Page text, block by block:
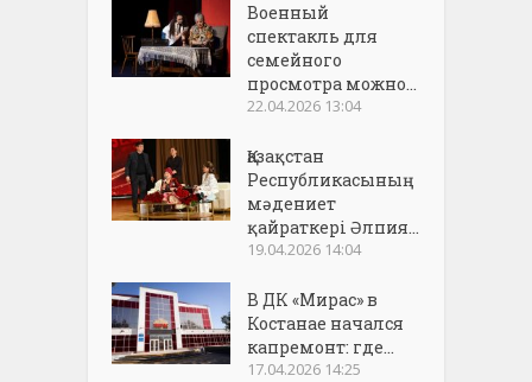
Военный
спектакль для
семейного
просмотра можно...
22.04.2026 13:04
Қазақстан
Республикасының
мәдениет
қайраткері Әлпия...
19.04.2026 14:04
В ДК «Мирас» в
Костанае начался
капремонт: где...
17.04.2026 14:25